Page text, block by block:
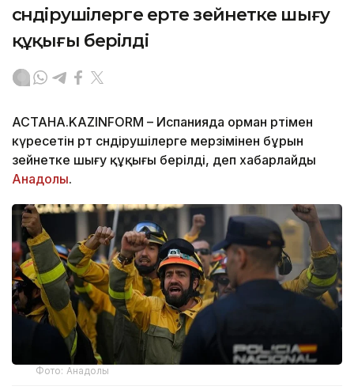
сөндірушілерге ерте зейнетке шығу
құқығы берілді
АСТАНА.KAZINFORM – Испанияда орман өртімен
күресетін өрт сөндірушілерге мерзімінен бұрын
зейнетке шығу құқығы берілді, деп хабарлайды
Анадолы.
Фото: Анадолы